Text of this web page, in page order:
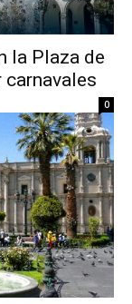
la Plaza de
0